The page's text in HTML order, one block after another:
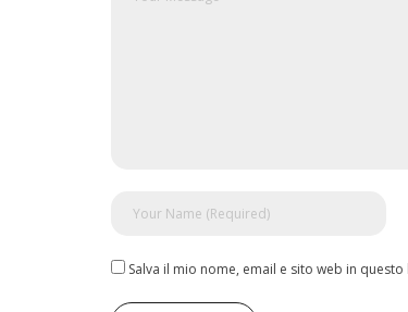
Salva il mio nome, email e sito web in